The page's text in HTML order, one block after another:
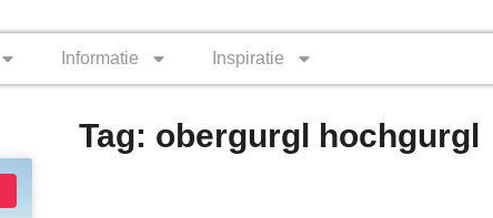
Informatie Inspiratie
Tag: obergurgl hochgurgl